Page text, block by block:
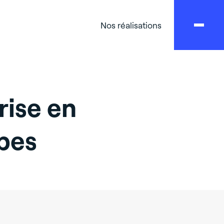
Nos réalisations
en